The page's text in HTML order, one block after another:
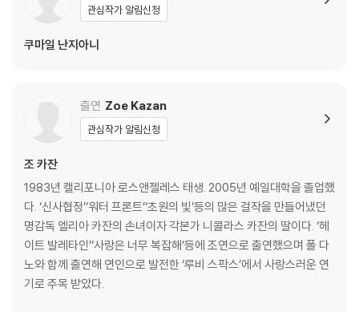
에 에미상 코미디 부문 최우수 작품상을 받은 시트콤 [내 사랑 레이몬드]
5년까지 방영된 [내 사랑 레이몬드]는 [프렌즈]와 함께 지금도 미국을 대
던 덕분에 테리와 베스의 관계에 진정성이 부여됐다.”라며 레이 로마노의
뛰어난 캐릭터 분석과 탁월한 감각에 칭찬을 아끼지 않았다.
쿠마일의 아버지 ‘아즈맛’ 역의 아누팜 커는 발리우드의 전설로 회자되는
40년 경력의 베테랑 배우다. '실버라이닝 플레이북'과 '슈팅 라이크 베
컴'을 비롯해 무려 500여 편에 달하는 수많은 작품에 출연했다. '빅 식'은
아누팜 커의 500번째 작품으로 특별한 의미가 있으며, 시나리오의 진정
성에 크게 감동해 인도 뭄바이에서 미국까지 흔쾌히 날아와 촬영에 임했
다.
관심작가 알림신청
쿠마일 난지아니
출연 Zoe Kazan
관심작가 알림신청
조 카잔
1983년 캘리포니아 로스앤젤레스 태생. 2005년 예일대학을 졸업했
다. ‘신사협정’‘워터 프론트’‘초원의 빛’등의 많은 걸작을 만들어냈던
명감독 엘리아 카잔의 손녀이자 각본가 니콜라스 카잔의 딸이다. ‘헤
이트 발레타인’‘사랑은 너무 복잡해’등에 조연으로 출연했으며 폴 다
노와 함께 출연해 연인으로 발전한 ‘루비 스팍스’에서 사랑스러운 연
기로 주목 받았다.